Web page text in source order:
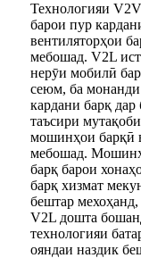
Технологияи
барои пур
вентиляторҳои
мебошад. V2L
нерӯи мобилӣ
сеюм, ба
кардани барқ
таъсири
мошинҳои барқӣ
мебошад.
барқ ​​барои
барқ ​​хизмат
бештар
V2L дошта
технологияи
ояндаи наздик